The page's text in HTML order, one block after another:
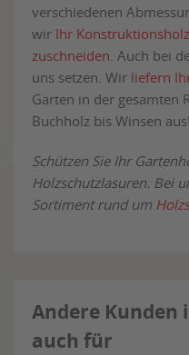
verschiedenen
wir Ihr
zuschneiden. Auch bei
uns setzen. Wir liefern
Garten in der gesamten
Buchholz bis Winsen aus!
Schützen Sie Ihr
Holzschutzlasuren. Bei
Sortiment rund um
Andere Kunden
auch für